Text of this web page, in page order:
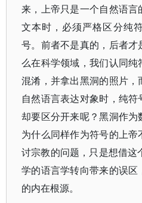
来，上帝只是一个自然语
文本时，必须严格区分纯
号。前者不是真的，后者
么在科学领域，我们认同
混淆，并拿出黑洞的照片
自然语言表达对象时，纯
却要区分开来呢？黑洞作为
为什么同样作为符号的上
讨宗教的问题，只是想借
学的语言学转向带来的误
的内在根源。